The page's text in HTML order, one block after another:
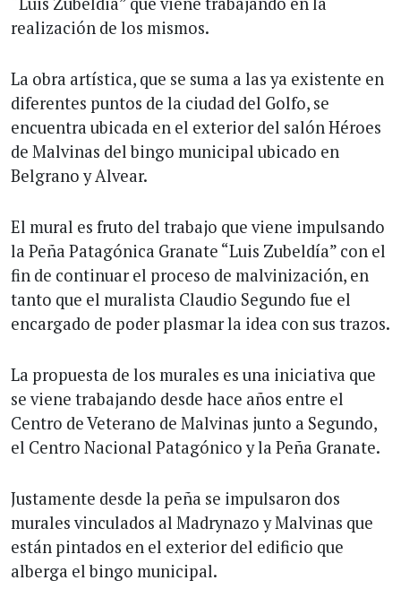
realización de los mismos.
La obra artística, que se suma a las ya existente en
diferentes puntos de la ciudad del Golfo, se
encuentra ubicada en el exterior del salón Héroes
de Malvinas del bingo municipal ubicado en
Belgrano y Alvear.
El mural es fruto del trabajo que viene impulsando
la Peña Patagónica Granate “Luis Zubeldía” con el
fin de continuar el proceso de malvinización, en
tanto que el muralista Claudio Segundo fue el
encargado de poder plasmar la idea con sus trazos.
La propuesta de los murales es una iniciativa que
se viene trabajando desde hace años entre el
Centro de Veterano de Malvinas junto a Segundo,
el Centro Nacional Patagónico y la Peña Granate.
Justamente desde la peña se impulsaron dos
murales vinculados al Madrynazo y Malvinas que
están pintados en el exterior del edificio que
alberga el bingo municipal.